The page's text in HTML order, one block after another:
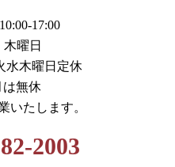
17:00
曜日
水木曜日定休
無休
いたします。
2003